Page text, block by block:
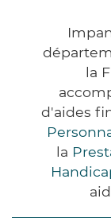
la
d'aides
la